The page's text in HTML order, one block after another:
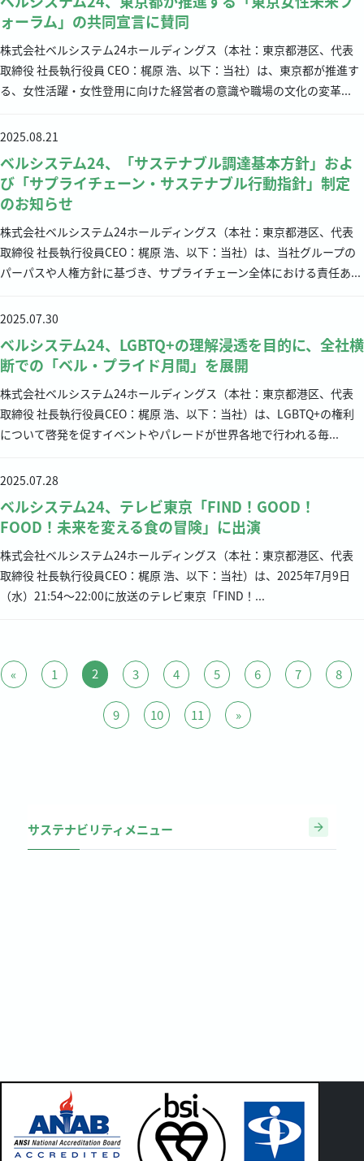
サステナビリティメニュー
ォーラム」の共同宣言に賛同
株式会社ベルシステム24ホールディングス（本社：東京都港区、代表
取締役 社長執行役員 CEO：梶原 浩、以下：当社）は、東京都が推進す
る、⼥性活躍・⼥性登⽤に向けた経営者の意識や職場の⽂化の変⾰...
2025.08.21
ベルシステム24、「サステナブル調達基本方針」およ
び「サプライチェーン・サステナブル行動指針」制定
のお知らせ
株式会社ベルシステム24ホールディングス（本社：東京都港区、代表
取締役 社長執行役員CEO：梶原 浩、以下：当社）は、当社グループの
パーパスや人権方針に基づき、サプライチェーン全体における責任あ...
2025.07.30
ベルシステム24、LGBTQ+の理解浸透を目的に、全社横
断での「ベル・プライド月間」を展開
株式会社ベルシステム24ホールディングス（本社：東京都港区、代表
取締役 社長執行役員CEO：梶原 浩、以下：当社）は、LGBTQ+の権利
について啓発を促すイベントやパレードが世界各地で行われる毎...
2025.07.28
ベルシステム24、テレビ東京「FIND！GOOD！
FOOD！未来を変える食の冒険」に出演
株式会社ベルシステム24ホールディングス（本社：東京都港区、代表
取締役 社長執行役員CEO：梶原 浩、以下：当社）は、2025年7月9日
（水）21:54～22:00に放送のテレビ東京「FIND！...
« 1 2 3 4 5 6 7 8
9 10 11 »